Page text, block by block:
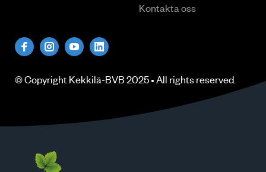
Kontakta oss
© Copyright Kekkilä-BVB 2025 • All rights reserved.